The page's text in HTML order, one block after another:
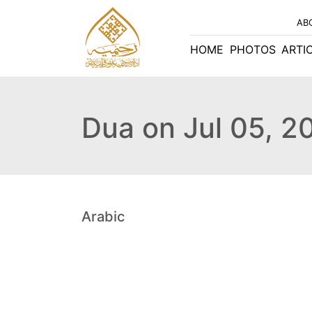
HOME PHOTOS
Dua on Jul 05,
Arabic